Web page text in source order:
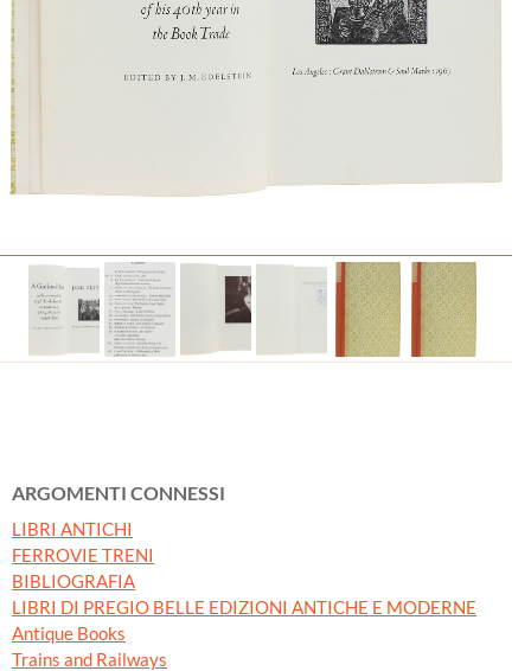
ARGOMENTI CONNESSI
LIBRI ANTICHI
FERROVIE TRENI
BIBLIOGRAFIA
LIBRI DI PREGIO BELLE EDIZIONI ANTICHE E MODERNE
Antique Books
Trains and Railways